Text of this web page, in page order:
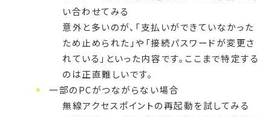
い合わせてみる
意外と多いのが、「支払いができていなかった
ため止められた」や「接続パスワードが変更さ
れている」といった内容です。ここまで特定する
のは正直難しいです。
一部のPCがつながらない場合
無線アクセスポイントの再起動を試してみる